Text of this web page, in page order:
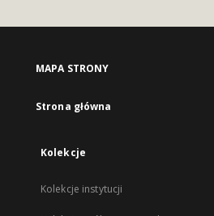
MAPA STRONY
Strona główna
Kolekcje
Kolekcje instytucji